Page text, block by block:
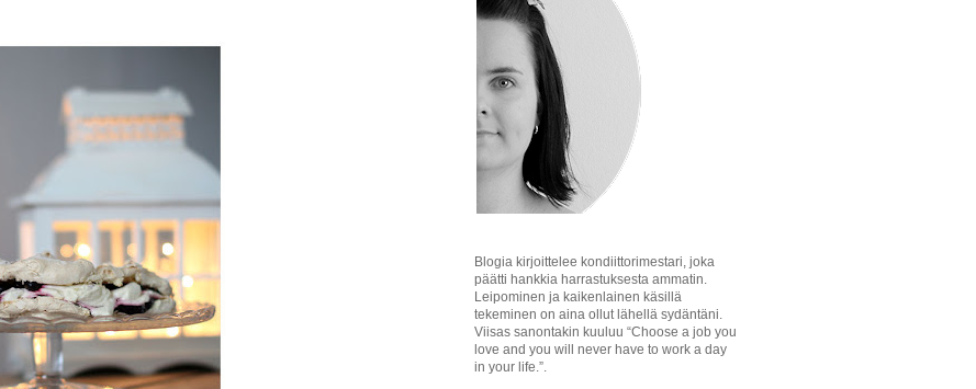
Blogia kirjoittelee kondiittorimestari, joka
päätti hankkia harrastuksesta ammatin.
Leipominen ja kaikenlainen käsillä
tekeminen on aina ollut lähellä sydäntäni.
Viisas sanontakin kuuluu “Choose a job you
love and you will never have to work a day
in your life.”.